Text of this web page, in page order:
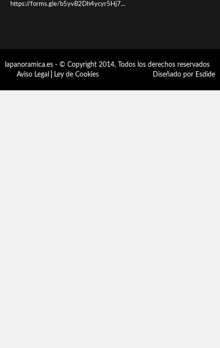
https://forms.gle/b5yvB2Dh4ycyr5Hj7...
lapanoramica.es - © Copyright 2014, Todos los derechos reservados
Aviso Legal
Ley de Cookies Diseñado por Esdide